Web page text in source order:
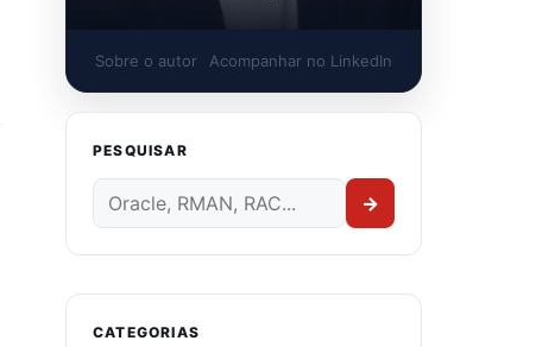
Sobre o autor Acompanhar no LinkedIn
PESQUISAR
→
CATEGORIAS